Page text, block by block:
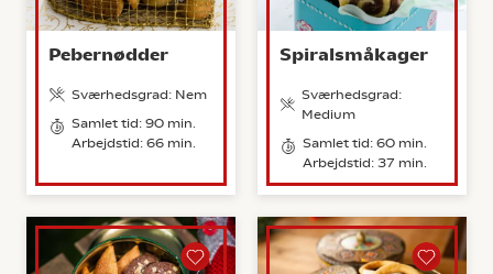
Pebernødder
Sværhedsgrad: Nem
Samlet tid: 90 min.
Arbejdstid: 66 min.
Spiralsmåkager
Sværhedsgrad:
Medium
Samlet tid: 60 min.
Arbejdstid: 37 min.